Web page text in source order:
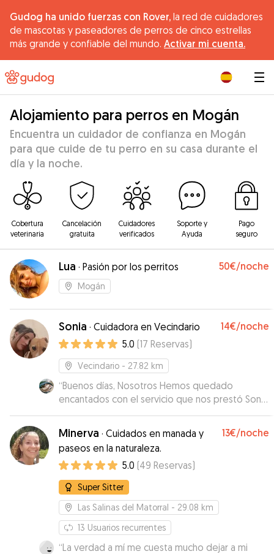
Gudog ha unido fuerzas con Rover, la red de cuidadores
de mascotas y paseadores de perros de cinco estrellas
más grande y confiable del mundo. Activar mi cuenta.
Alojamiento para perros en Mogán
Encuentra un cuidador de confianza en Mogán
para que cuide de tu perro en su casa durante el
día y la noche.
Cobertura
veterinaria
Cancelación
gratuita
Cuidadores
verificados
Soporte y
Ayuda
Pago
seguro
Lua · Pasión por los perritos 50€/noche
Mogán
Sonia · Cuidadora en Vecindario 14€/noche
5.0 (17 Reservas)
Vecindario - 27.82 km
“Buenos días, Nosotros Hemos quedado
encantados con el servicio que nos prestó Sonia
con Lazi, tanto por el cariño que le prestó a la
perrita como el servicio que nos prestó a
Nosotros, nos tenía puntualmente informados
del Estado de Lazi con Fotos y mensajes a diario,
totalmente recomendable. Atte. Esteban
Santiago Bermúdez
Minerva · Cuidados en manada y
paseos en la naturaleza.
13€/noche
5.0 (49 Reservas)
Super Sitter
Las Salinas del Matorral - 29.08 km
13 Usuarios recurrentes
“La verdad a mí me cuesta mucho dejar a mi